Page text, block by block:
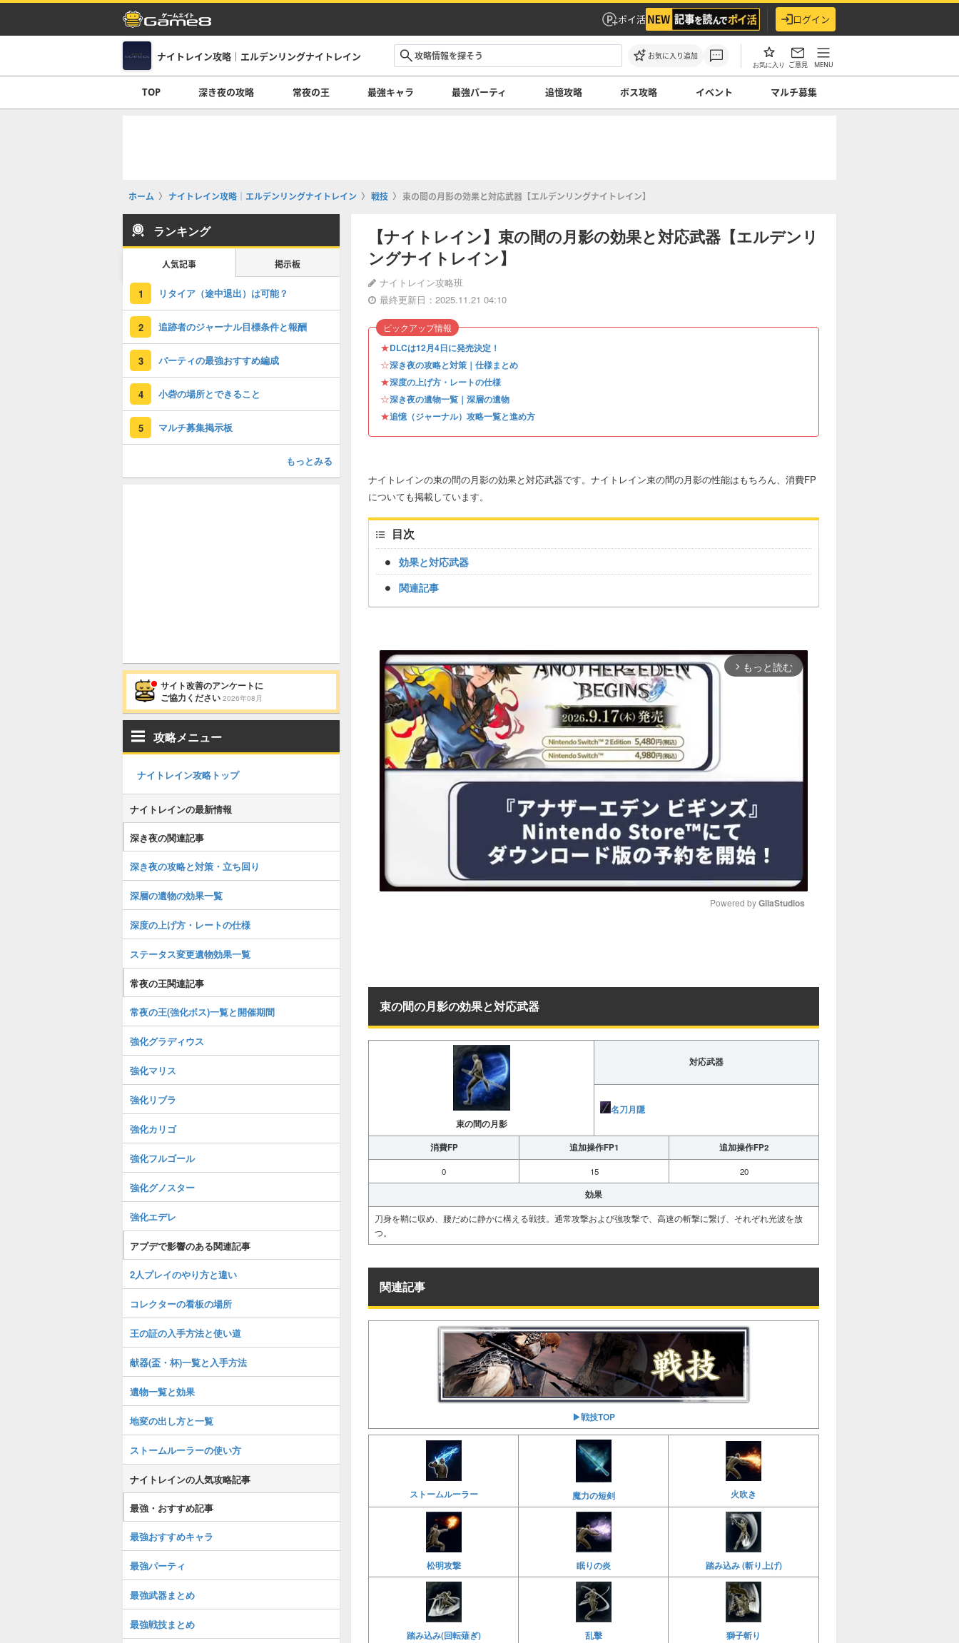
ポイ活 ログイン
ナイトレイン攻略｜エルデンリングナイトレイン お気に入り追加
お気に入り ご意見 MENU
TOP 深き夜の攻略 常夜の王 最強キャラ 最強パーティ 追憶攻略 ボス攻略 イベント マルチ募集
ホーム ナイトレイン攻略｜エルデンリングナイトレイン 戦技 束の間の月影の効果と対応武器【エルデンリングナイトレイン】
【ナイトレイン】束の間の月影の効果と対応武器【エルデンリ
ングナイトレイン】
ナイトレイン攻略班
最終更新日：2025.11.21 04:10
★DLCは12月4日に発売決定！
☆深き夜の攻略と対策｜仕様まとめ
★深度の上げ方・レートの仕様
☆深き夜の遺物一覧｜深層の遺物
★追憶（ジャーナル）攻略一覧と進め方
ピックアップ情報
ナイトレインの束の間の月影の効果と対応武器です。ナイトレイン束の間の月影の性能はもちろん、消費FP
についても掲載しています。
目次
効果と対応武器
関連記事
arrow_forward_ios もっと読む
Powered by GliaStudios
束の間の月影の効果と対応武器
束の間の月影
対応武器
名刀月隱
消費FP 追加操作FP1 追加操作FP2
0 15 20
効果
刀身を鞘に収め、腰だめに静かに構える戦技。通常攻撃および強攻撃で、高速の斬撃に繋げ、それぞれ光波を放
つ。
関連記事
▶︎戦技TOP
ストームルーラー 魔力の短剣 火吹き
松明攻撃 眠りの炎 踏み込み (斬り上げ)
踏み込み(回転薙ぎ) 乱擊 獅子斬り
ランキング
人気記事 掲示板
1 リタイア（途中退出）は可能？
2 追跡者のジャーナル目標条件と報酬
3 パーティの最強おすすめ編成
4 小砦の場所とできること
5 マルチ募集掲示板
もっとみる
サイト改善のアンケートに
ご協力ください 2026年08月
攻略メニュー
ナイトレイン攻略トップ
ナイトレインの最新情報
深き夜の関連記事
深き夜の攻略と対策・立ち回り
深層の遺物の効果一覧
深度の上げ方・レートの仕様
ステータス変更遺物効果一覧
常夜の王関連記事
常夜の王(強化ボス)一覧と開催期間
強化グラディウス
強化マリス
強化リブラ
強化カリゴ
強化フルゴール
強化グノスター
強化エデレ
アプデで影響のある関連記事
2人プレイのやり方と違い
コレクターの看板の場所
王の証の入手方法と使い道
献器(盃・杯)一覧と入手方法
遺物一覧と効果
地変の出し方と一覧
ストームルーラーの使い方
ナイトレインの人気攻略記事
最強・おすすめ記事
最強おすすめキャラ
最強パーティ
最強武器まとめ
最強戦技まとめ